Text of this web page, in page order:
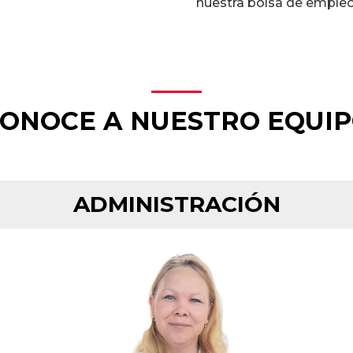
A NUESTRO
ADMINISTRACIÓN